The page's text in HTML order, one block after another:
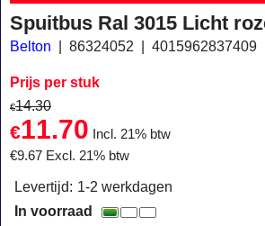
Spuitbus Ral 3015 Licht
Belton 86324052 4015962837409
Prijs per stuk
€14.30
€11.70
Incl. 21% btw
€9.67 Excl. 21% btw
Levertijd: 1-2 werkdagen
In voorraad